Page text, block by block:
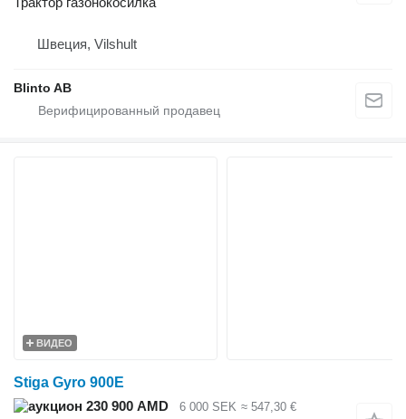
Швеция, Vilshult
Blinto AB
ВИДЕО
Stiga Gyro 900E
230 900 AMD
6 000 SEK ≈ 547,30 €